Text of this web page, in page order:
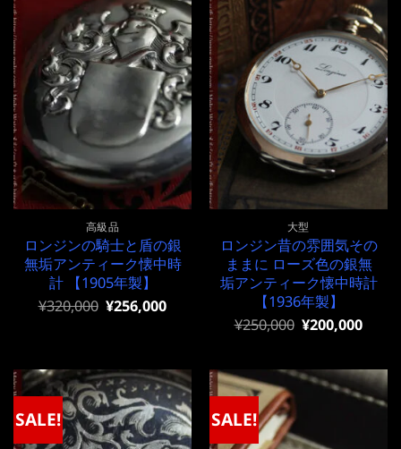
高級品
ロンジンの騎士と盾の銀
無垢アンティーク懐中時
計 【1905年製】
元
¥320,000
で
た。
¥320,000 現
は
¥320,000
で
す。
¥256,000
大型
ロンジン昔の雰囲気その
ままに ローズ色の銀無
垢アンティーク懐中時計
【1936年製】
元
は
¥250,000
で
し
た。
¥250,000 現
価
格
す。
¥200,000
SALE! SALE!